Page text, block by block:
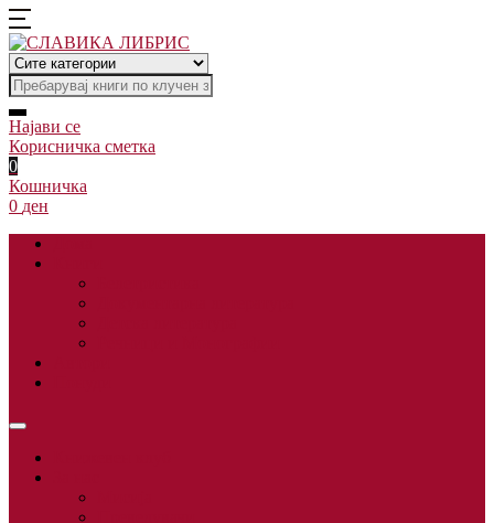
Најави се
Корисничка сметка
0
Кошничка
0 ден